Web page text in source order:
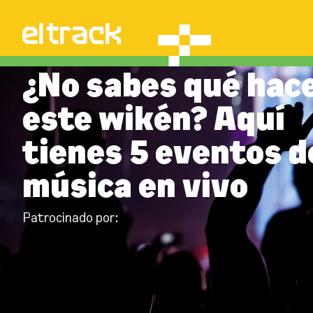
¿No sabes qué
este wikén? Aquí
tienes 5 eventos
música en vivo
Patrocinado por: